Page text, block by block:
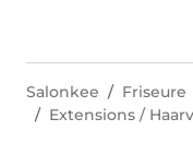
Salonkee Friseure
Extensions /